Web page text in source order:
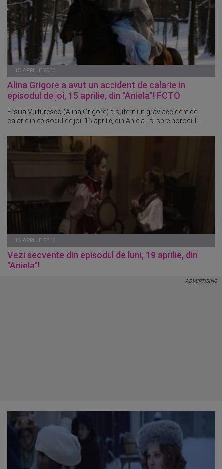
15 APRILIE 2010
Alina Grigore a avut un accident de calarie in
episodul de joi, 15 aprilie, din "Aniela"! FOTO
Ersilia Vulturesco (Alina Grigore) a suferit un grav accident de
calarie in episodul de joi, 15 aprilie, din Aniela , si spre norocul...
15 APRILIE 2010
Vezi secvente din episodul de luni, 19 aprilie, din
"Aniela"!